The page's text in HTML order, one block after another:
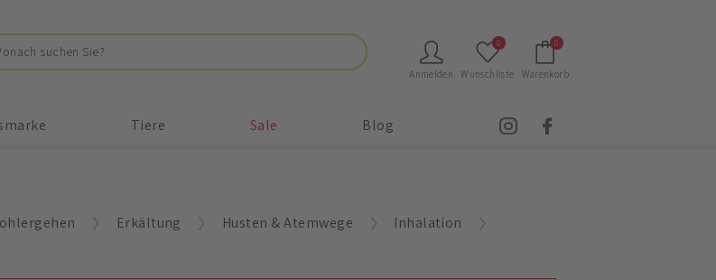
Anmelden
0
Wunschliste
0
Warenkorb
Tiere Sale Blog
Erkältung Husten & Atemwege
Inhalation